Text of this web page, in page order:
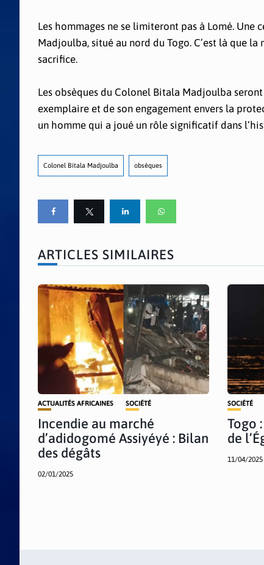
Les hommages ne se limiteront pas à Lomé.
Madjoulba, situé au nord du Togo. C’est là que
sacrifice.
Les obsèques du Colonel Bitala Madjoulba
exemplaire et de son engagement envers la
un homme qui a joué un rôle significatif dans
Colonel Bitala Madjoulba obsèques
ARTICLES SIMILAIRES
ACTUALITÉS AFRICAINES SOCIÉTÉ
Incendie au marché
d’adidogomé Assiyéyé : Bilan
des dégâts
02/01/2025
SOCIÉTÉ
Togo
de
11/04/2025